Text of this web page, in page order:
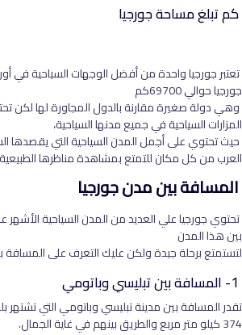
كم تبلغ مساحة جورجيا
تعتبر جورجيا واحدة من أفضل الوجهات السياحية في
جورجيا حوالي 69700كم
وهي دولة صغيرة مقارنة بالدول المجاورة لها لكن
المزارات السياحية في جميع مدنها السياحية،
حيث تحتوي على أجمل المدن السياحية التي يقصدها
العرب من كل مكان للتمتع بمشاهدة مناظرها
المسافة بين مدن جورجيا
تحتوي جورجيا علي العديد من المدن السياحية الأشهر
بين هذا المدن
لتستمتع برحلة جيدة ولكن عليك التعرف على
تقدر المسافة بين مدينة تبليسي وباتومي التي تشتهر
374 كيلو متر مربع والطريق بينهم في غاية الجمال.